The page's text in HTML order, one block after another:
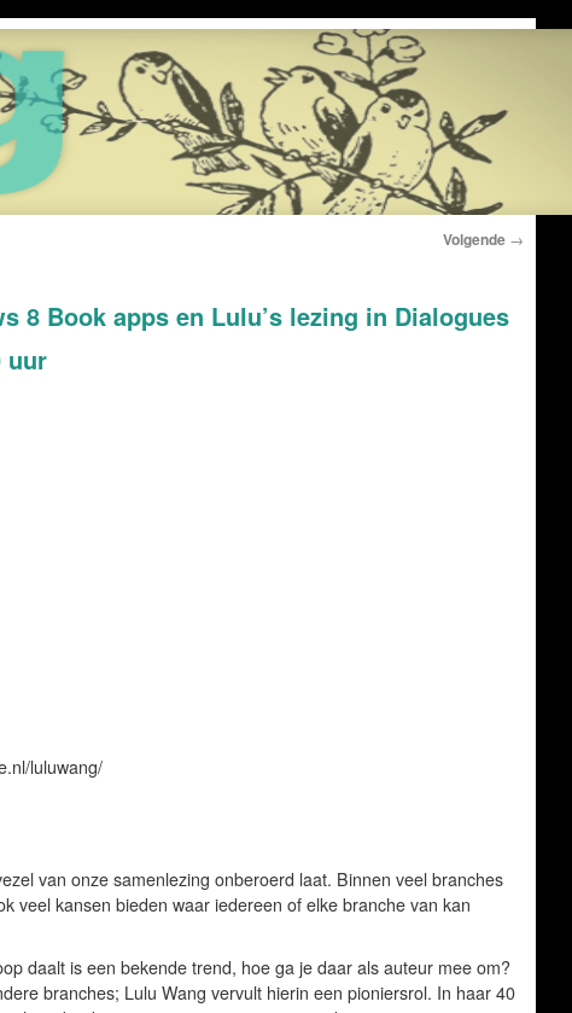
Volgende →
8 Book apps en Lulu’s lezing in Dialogues
uur
luluwang/
van onze samenlezing onberoerd laat. Binnen veel branches
veel kansen bieden waar iedereen of elke branche van kan
daalt is een bekende trend, hoe ga je daar als auteur mee om?
branches; Lulu Wang vervult hierin een pioniersrol. In haar 40